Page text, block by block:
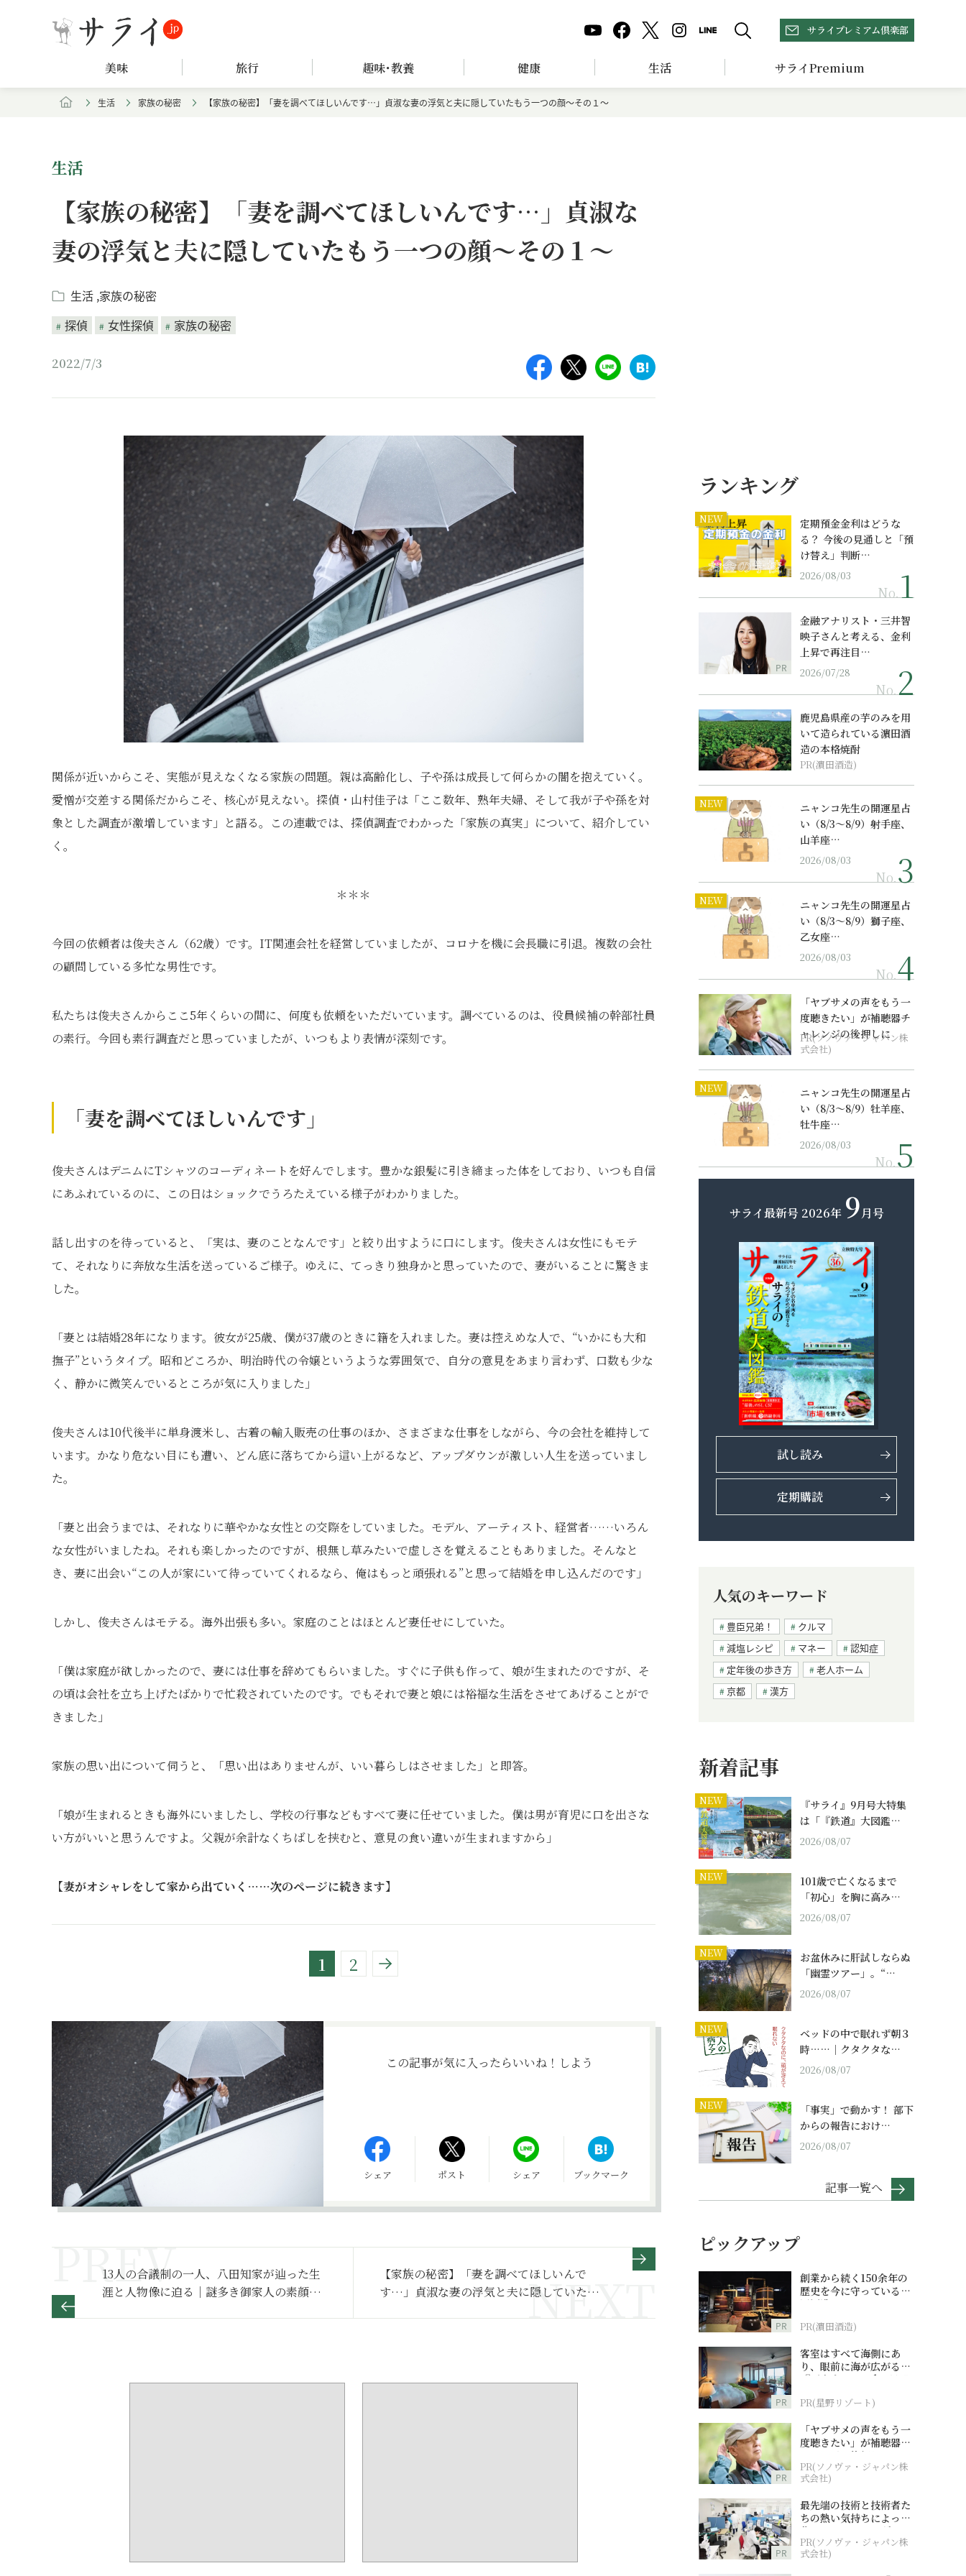
サライプレミアム倶楽部
美味 旅行 趣味･教養 健康 生活 サライPremium
生活 家族の秘密 【家族の秘密】「妻を調べてほしいんです…」貞淑な妻の浮気と夫に隠していたもう一つの顔～その１～
生活
【家族の秘密】「妻を調べてほしいんです…」貞淑な
妻の浮気と夫に隠していたもう一つの顔～その１～
生活 家族の秘密
探偵
女性探偵 家族の秘密
2022/7/3
関係が近いからこそ、実態が見えなくなる家族の問題。親は高齢化し、子や孫は成長して何らかの闇を抱えていく。
愛憎が交差する関係だからこそ、核心が見えない。探偵・山村佳子は「ここ数年、熟年夫婦、そして我が子や孫を対
象とした調査が激増しています」と語る。この連載では、探偵調査でわかった「家族の真実」について、紹介してい
く。
＊＊＊
今回の依頼者は俊夫さん（62歳）です。IT関連会社を経営していましたが、コロナを機に会長職に引退。複数の会社
の顧問している多忙な男性です。
私たちは俊夫さんからここ5年くらいの間に、何度も依頼をいただいています。調べているのは、役員候補の幹部社員
の素行。今回も素行調査だと思っていましたが、いつもより表情が深刻です。
「妻を調べてほしいんです」
俊夫さんはデニムにTシャツのコーディネートを好んでします。豊かな銀髪に引き締まった体をしており、いつも自信
にあふれているのに、この日はショックでうろたえている様子がわかりました。
話し出すのを待っていると、「実は、妻のことなんです」と絞り出すように口にします。俊夫さんは女性にもモテ
て、それなりに奔放な生活を送っているご様子。ゆえに、てっきり独身かと思っていたので、妻がいることに驚きま
した。
「妻とは結婚28年になります。彼女が25歳、僕が37歳のときに籍を入れました。妻は控えめな人で、“いかにも大和
撫子”というタイプ。昭和どころか、明治時代の令嬢というような雰囲気で、自分の意見をあまり言わず、口数も少な
く、静かに微笑んでいるところが気に入りました」
俊夫さんは10代後半に単身渡米し、古着の輸入販売の仕事のほか、さまざまな仕事をしながら、今の会社を維持して
います。かなり危ない目にも遭い、どん底に落ちてから這い上がるなど、アップダウンが激しい人生を送っていまし
た。
「妻と出会うまでは、それなりに華やかな女性との交際をしていました。モデル、アーティスト、経営者……いろん
な女性がいましたね。それも楽しかったのですが、根無し草みたいで虚しさを覚えることもありました。そんなと
き、妻に出会い“この人が家にいて待っていてくれるなら、俺はもっと頑張れる”と思って結婚を申し込んだのです」
しかし、俊夫さんはモテる。海外出張も多い。家庭のことはほとんど妻任せにしていた。
「僕は家庭が欲しかったので、妻には仕事を辞めてもらいました。すぐに子供も作って、娘が生まれたのですが、そ
の頃は会社を立ち上げたばかりで忙殺されていたのです。でもそれで妻と娘には裕福な生活をさせてあげることがで
きました」
家族の思い出について伺うと、「思い出はありませんが、いい暮らしはさせました」と即答。
「娘が生まれるときも海外にいましたし、学校の行事などもすべて妻に任せていました。僕は男が育児に口を出さな
い方がいいと思うんですよ。父親が余計なくちばしを挟むと、意見の食い違いが生まれますから」
【妻がオシャレをして家から出ていく……次のページに続きます】
1 2
この記事が気に入ったらいいね！しよう
シェア ポスト シェア ブックマーク
13人の合議制の一人、八田知家が辿った生
涯と人物像に迫る｜謎多き御家人の素顔と
【家族の秘密】「妻を調べてほしいんで
す…」貞淑な妻の浮気と夫に隠していたも
ランキング
NEW
定期預金金利はどうな
る？ 今後の見通しと「預
け替え」判断…
2026/08/03
No.
PR
金融アナリスト・三井智
映子さんと考える、金利
上昇で再注目…
2026/07/28
No.
鹿児島県産の芋のみを用
いて造られている濵田酒
造の本格焼酎
PR(濵田酒造)
NEW
ニャンコ先生の開運星占
い（8/3～8/9）射手座、
山羊座…
2026/08/03
No.
NEW
ニャンコ先生の開運星占
い（8/3～8/9）獅子座、
乙女座…
2026/08/03
No.
「ヤブサメの声をもう一
度聴きたい」が補聴器チ
ャレンジの後押しに
PR(ソノヴァ・ジャパン株
式会社)
NEW
ニャンコ先生の開運星占
い（8/3～8/9）牡羊座、
牡牛座…
2026/08/03
No.
サライ最新号 2026年 9月号
試し読み
定期購読
人気のキーワード
豊臣兄弟！
クルマ
減塩レシピ
マネー
認知症
定年後の歩き方
老人ホーム
京都
漢方
新着記事
NEW
『サライ』9月号大特集
は「『鉄道』大図鑑…
2026/08/07
NEW
101歳で亡くなるまで
「初心」を胸に高み…
2026/08/07
NEW
お盆休みに肝試しならぬ
「幽霊ツアー」。“…
2026/08/07
NEW
ベッドの中で眠れず朝３
時……｜クタクタな…
2026/08/07
NEW
「事実」で動かす！ 部下
からの報告におけ…
2026/08/07
記事一覧へ
ピックアップ
PR
創業から続く150余年の
歴史を今に守っている濵
田酒造
PR(濵田酒造)
PR
客室はすべて海側にあ
り、眼前に海が広がる
『西表島ホテル by 星野
PR(星野リゾート)
PR
「ヤブサメの声をもう一
度聴きたい」が補聴器チ
ャレンジの後押しに
PR(ソノヴァ・ジャパン株
式会社)
PR
最先端の技術と技術者た
ちの熱い気持ちによって
作られているオーダーメ
イド補聴器
PR(ソノヴァ・ジャパン株
式会社)